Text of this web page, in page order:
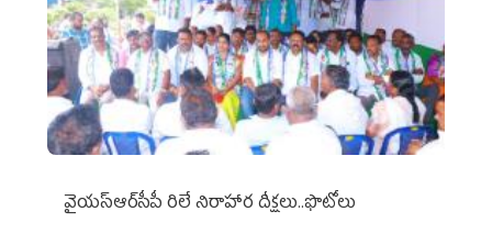
వైయ‌స్ఆర్‌సీపీ రిలే నిరాహార దీక్షలు..ఫొటోలు